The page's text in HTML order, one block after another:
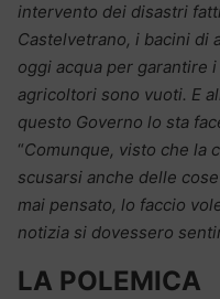
intervento dei disastri
Castelvetrano, i bacini di
oggi acqua per garantire
agricoltori sono vuoti. E
questo Governo lo sta
“Comunque, visto che la
scusarsi anche delle
mai pensato, lo faccio
notizia si dovessero
LA POLEMICA